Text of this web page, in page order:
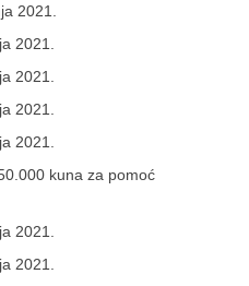
2021.
2021.
2021.
2021.
2021.
kuna za pomoć
2021.
2021.